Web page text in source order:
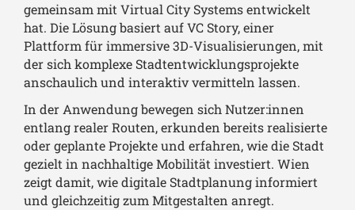
gemeinsam mit Virtual City Systems entwickelt
hat. Die Lösung basiert auf VC Story, einer
Plattform für immersive 3D-Visualisierungen, mit
der sich komplexe Stadtentwicklungsprojekte
anschaulich und interaktiv vermitteln lassen.
In der Anwendung bewegen sich Nutzer:innen
entlang realer Routen, erkunden bereits realisierte
oder geplante Projekte und erfahren, wie die Stadt
gezielt in nachhaltige Mobilität investiert. Wien
zeigt damit, wie digitale Stadtplanung informiert
und gleichzeitig zum Mitgestalten anregt.